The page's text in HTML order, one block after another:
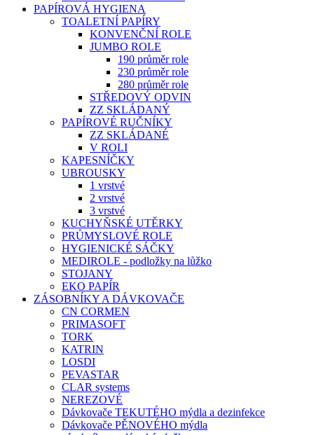
PAPÍROVÁ HYGIENA
TOALETNÍ PAPÍRY
KONVENČNÍ ROLE
JUMBO ROLE
190 průměr role
230 průměr role
280 průměr role
STŘEDOVÝ ODVIN
ZZ SKLÁDANÝ
PAPÍROVÉ RUČNÍKY
ZZ SKLÁDANÉ
V ROLI
KAPESNÍČKY
UBROUSKY
1 vrstvé
2 vrstvé
3 vrstvé
KUCHYŇSKÉ UTĚRKY
PRŮMYSLOVÉ ROLE
HYGIENICKÉ SÁČKY
MEDIROLE - podložky na lůžko
STOJANY
EKO PAPÍR
ZÁSOBNÍKY A DÁVKOVAČE
CN CORMEN
PRIMASOFT
TORK
KATRIN
LOSDI
PEVASTAR
CLAR systems
NEREZOVÉ
Dávkovače TEKUTÉHO mýdla a dezinfekce
Dávkovače PĚNOVÉHO mýdla